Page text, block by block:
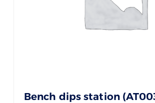
Bench dips station